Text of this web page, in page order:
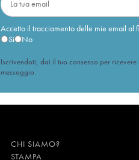
Accetto il tracciamento delle mie email al
Sì
No
Iscrivendoti, dai il tuo consenso per
messaggio.
CHI SIAMO?
STAMPA